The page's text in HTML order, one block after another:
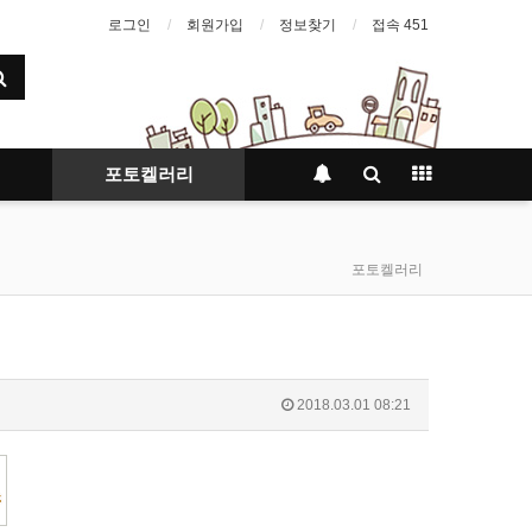
로그인 회원가입 정보찾기 접속 451
포토켈러리
포토켈러리
2018.03.01 08:21